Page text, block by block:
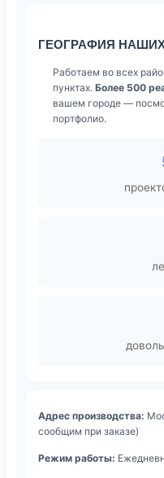
ГЕОГРАФИЯ НАШИХ
Работаем во всех
пунктах. Более 500
вашем городе —
портфолио.
Адрес производства:
сообщим при заказе)
Режим работы: